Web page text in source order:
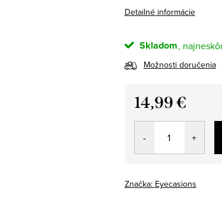
Detailné informácie
Skladom
Možnosti doručenia
14,99 €
Jednotková
Značka: Eyecasions